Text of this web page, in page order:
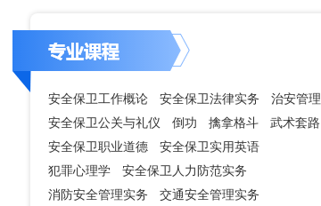
安全保卫工作概论 安全保卫法律实务
治安管理
安全保卫公关与礼仪
倒功 擒拿格斗
武术套路
安全保卫职业道德
安全保卫实用英语
犯罪心理学
安全保卫人力防范实务
消防安全管理实务
交通安全管理实务